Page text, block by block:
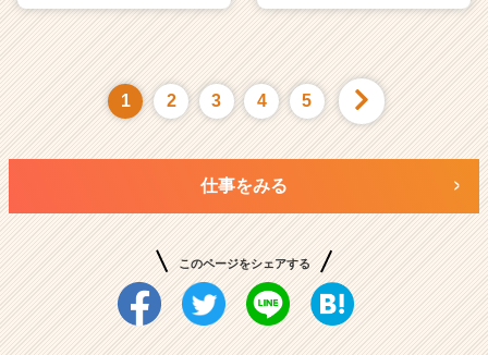
1 2 3 4 5
仕事をみる
このページをシェアする